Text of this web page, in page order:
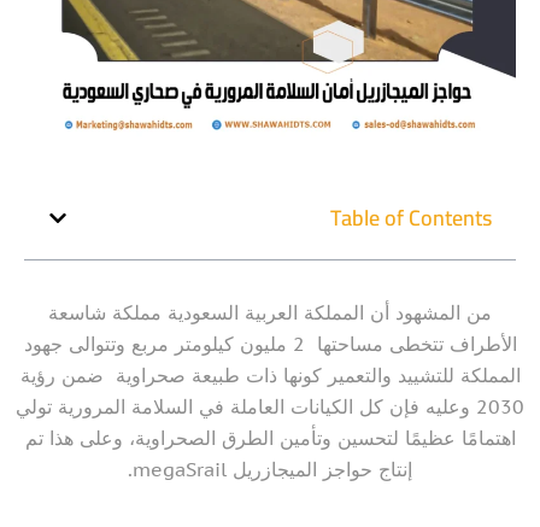
Table of Contents
من المشهود أن المملكة العربية السعودية مملكة شاسعة
الأطراف تتخطى مساحتها 2 مليون كيلومتر مربع وتتوالى جهود
المملكة للتشييد والتعمير كونها ذات طبيعة صحراوية ضمن رؤية
2030 وعليه فإن كل الكيانات العاملة في السلامة المرورية تولي
اهتمامًا عظيمًا لتحسين وتأمين الطرق الصحراوية، وعلى هذا تم
إنتاج حواجز الميجازريل megaSrail.